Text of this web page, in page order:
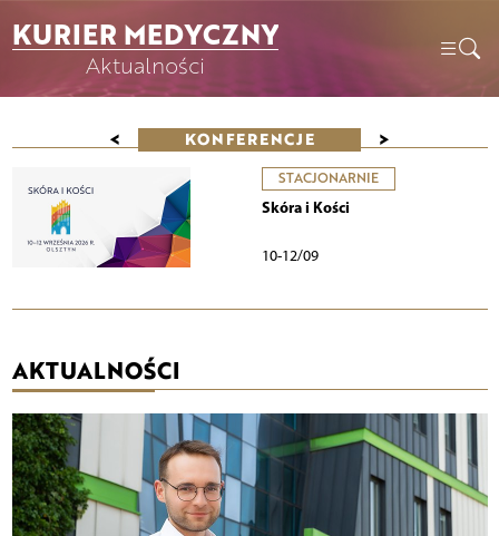
KURIER MEDYCZNY
Aktualności
< KONFERENCJE >
STACJONARNIE
Skóra i Kości
10-12/09
AKTUALNOŚCI